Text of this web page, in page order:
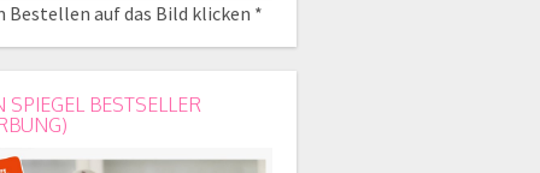
Bestellen auf das Bild klicken *
SPIEGEL BESTSELLER